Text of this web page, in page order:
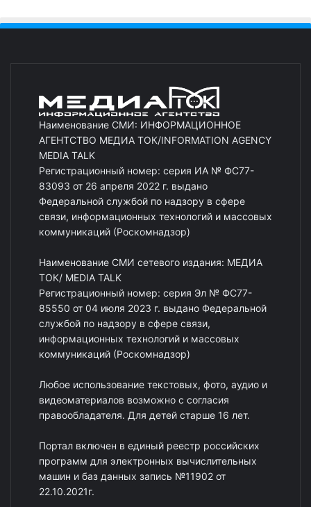
Наименование СМИ: ИНФОРМАЦИОННОЕ
АГЕНТСТВО МЕДИА ТОК/INFORMATION AGENCY
MEDIA TALK
Регистрационный номер: серия ИА № ФС77-
83093 от 26 апреля 2022 г. выдано
Федеральной службой по надзору в сфере
связи, информационных технологий и массовых
коммуникаций (Роскомнадзор)
Наименование СМИ сетевого издания: МЕДИА
ТОК/ MEDIA TALK
Регистрационный номер: серия Эл № ФС77-
85550 от 04 июля 2023 г. выдано Федеральной
службой по надзору в сфере связи,
информационных технологий и массовых
коммуникаций (Роскомнадзор)
Любое использование текстовых, фото, аудио и
видеоматериалов возможно с согласия
правообладателя. Для детей старше 16 лет.
Портал включен в единый реестр российских
программ для электронных вычислительных
машин и баз данных запись №11902 от
22.10.2021г.